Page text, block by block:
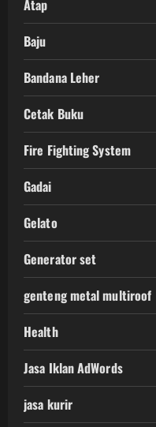
Atap
Baju
Bandana Leher
Cetak Buku
Fire Fighting System
Gadai
Gelato
Generator set
genteng metal multiroof
Health
Jasa Iklan AdWords
jasa kurir